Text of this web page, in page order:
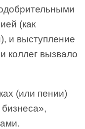
(как
и выступление
коллег вызвало
(или пении)